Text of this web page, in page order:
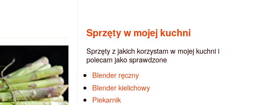
Sprzęty w mojej kuchni
Sprzęty z jakich korzystam w mojej kuchni i
polecam jako sprawdzone
Blender ręczny
Blender kielichowy
Piekarnik